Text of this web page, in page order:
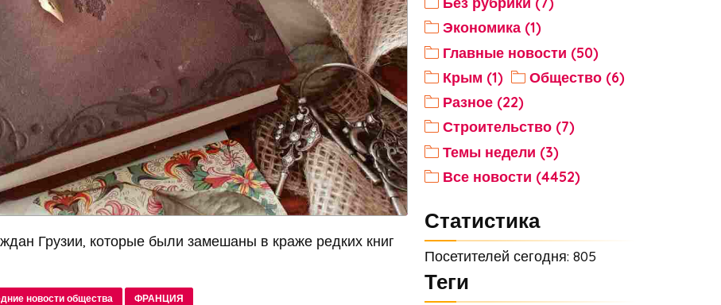
Грузии, которые были замешаны в краже редких книг
новости общества ФРАНЦИЯ
Экономика (1)
Главные новости (50)
Крым (1)
Общество (6)
Разное (22)
Строительство (7)
Темы недели (3)
Все новости (4452)
Статистика
Посетителей сегодня: 805
Теги